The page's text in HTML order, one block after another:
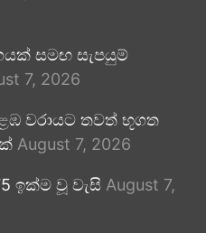
සමඟ සැපයුම්
7, 2026
වරායට තවත් භූගත
August 7, 2026
ඉක්ම වූ වැසි August 7,